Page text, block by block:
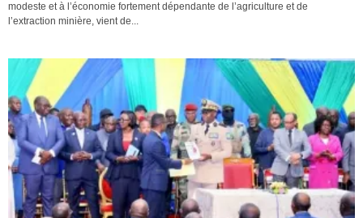
modeste et à l’économie fortement dépendante de l’agriculture et de
l’extraction minière, vient de...